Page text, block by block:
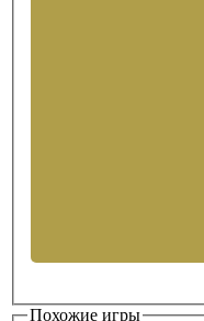
Похожие игры